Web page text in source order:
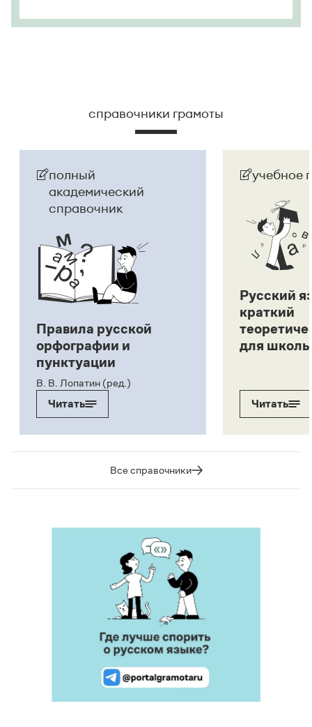
справочники грамоты
полный
академический
справочник
Правила русской
орфографии и
пунктуации
В. В. Лопатин (ред.)
Читать
учебное
Русский
краткий
для
Читать
Все справочники